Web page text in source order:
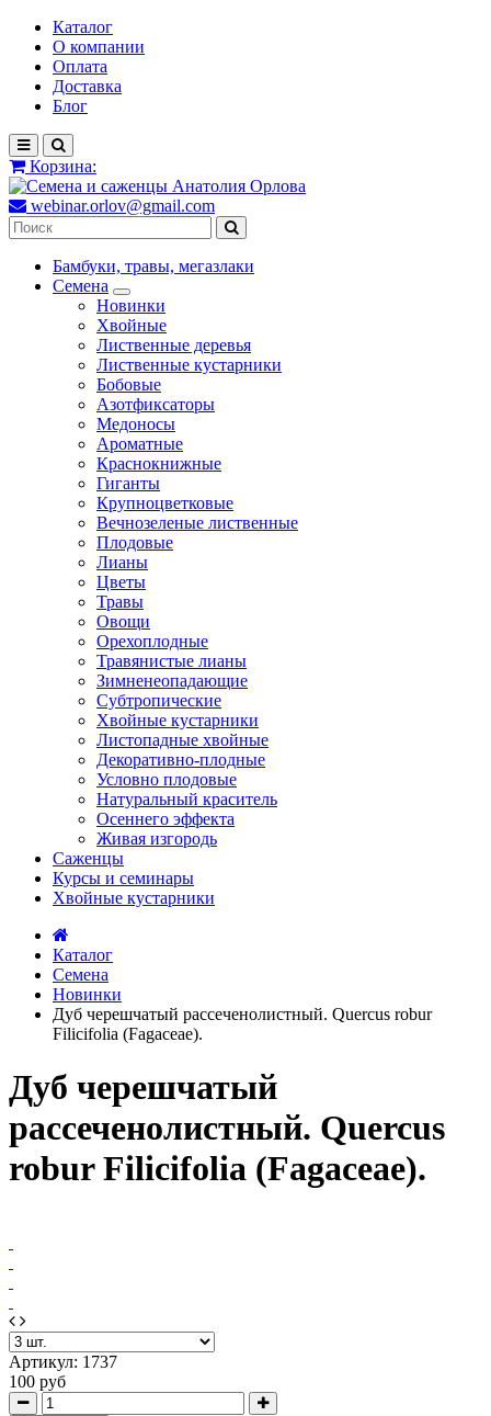
Каталог
О компании
Оплата
Доставка
Блог
Корзина:
webinar.orlov@gmail.com
Бамбуки, травы, мегазлаки
Семена
Новинки
Хвойные
Лиственные деревья
Лиственные кустарники
Бобовые
Азотфиксаторы
Медоносы
Ароматные
Краснокнижные
Гиганты
Крупноцветковые
Вечнозеленые лиственные
Плодовые
Лианы
Цветы
Травы
Овощи
Орехоплодные
Травянистые лианы
Зимненеопадающие
Субтропические
Хвойные кустарники
Листопадные хвойные
Декоративно-плодные
Условно плодовые
Натуральный краситель
Осеннего эффекта
Живая изгородь
Саженцы
Курсы и семинары
Хвойные кустарники
Каталог
Семена
Новинки
Дуб черешчатый рассеченолистный. Quercus robur
Filicifolia (Fagaceae).
Дуб черешчатый
рассеченолистный. Quercus
robur Filicifolia (Fagaceae).
Артикул: 1737
100 руб